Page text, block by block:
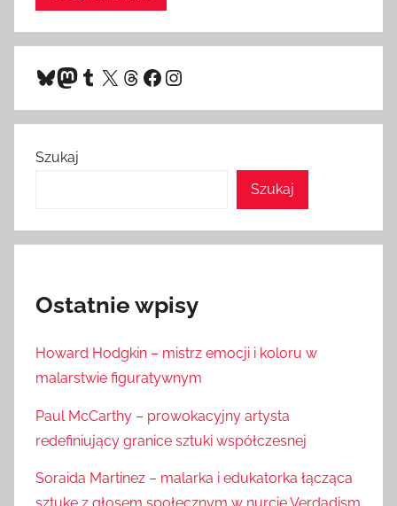
Bluesky
Mastodon
Tumblr
X Threads
Facebook
Instagram
Szukaj
Szukaj
Ostatnie wpisy
Howard Hodgkin – mistrz emocji i koloru w
malarstwie figuratywnym
Paul McCarthy – prowokacyjny artysta
redefiniujący granice sztuki współczesnej
Soraida Martinez – malarka i edukatorka łącząca